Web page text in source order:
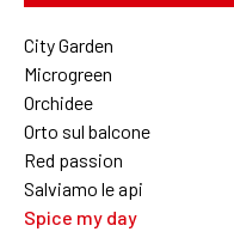
City Garden
Microgreen
Orchidee
Orto sul balcone
Red passion
Salviamo le api
Spice my day